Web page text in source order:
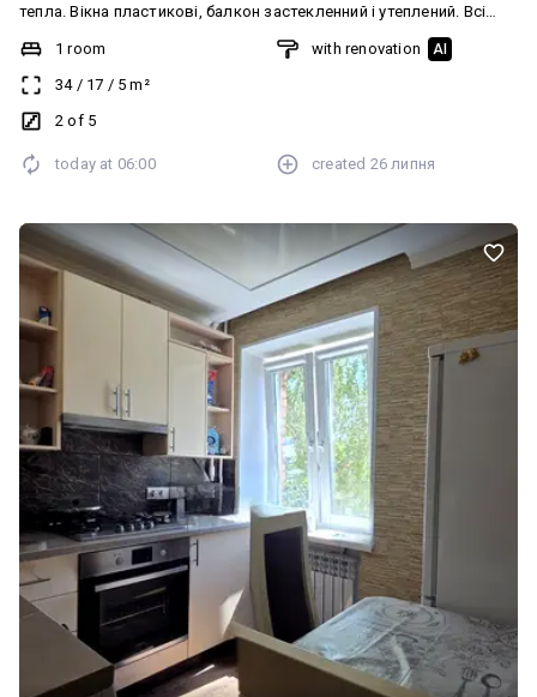
тепла. Вікна пластикові, балкон застекленний і утеплений. Всі
меблі і техніка залишаються. Великий шкаф купе в карідорі.
Нова газ пліта. Новий ремонт в сан узлі. Є підвал. Рядом
садочок, школа,ринок. Процюємо по програмі єВідновлення.
Показ в зручний час для покупця. Запрошуємо на перегляди.
1 room
34/ 17 / 5 m²
2 of 5
with renovation AI
today at 06:00 created 26 липня